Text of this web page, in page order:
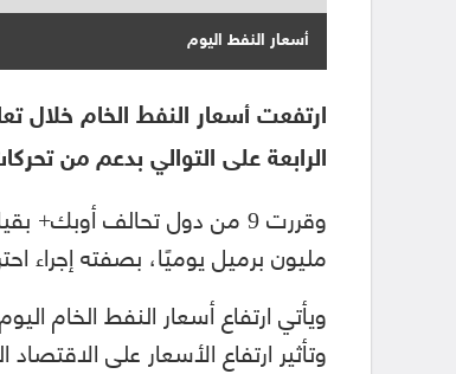
أسعار النفط اليوم
ارتفعت أسعار النفط الخام خلال
الرابعة على التوالي بدعم من
مليون برميل يوميًا، بصفته إجراء
ويأتي ارتفاع أسعار النفط الخام
وتأثير ارتفاع الأسعار على الاقتصاد